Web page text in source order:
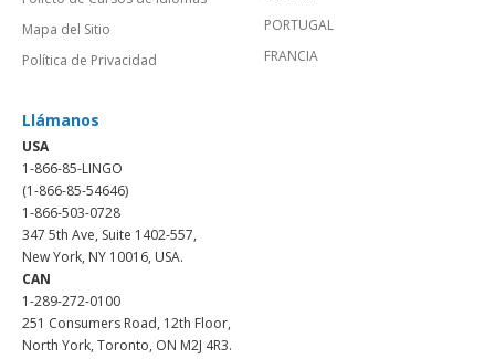
Mapa del Sitio
Política de Privacidad
PORTUGAL
FRANCIA
Llámanos
USA
1-866-85-LINGO
(1-866-85-54646)
1-866-503-0728
347 5th Ave, Suite 1402-557,
New York, NY 10016, USA.
CAN
1-289-272-0100
251 Consumers Road, 12th Floor,
North York, Toronto, ON M2J 4R3.